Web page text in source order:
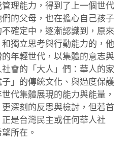
理能力，得到了上一個世代
的父母，也在擔心自己孩子
確定中，逐漸認識到，原來
獨立思考與行動能力的，他
年輕世代，以集體的意志與
會的「大人」們：華人的家
」的傳統文化、與過度保護
代集體展現的能力與能量，
深刻的反思與檢討，但若首
是台灣民主或任何華人社
所在。